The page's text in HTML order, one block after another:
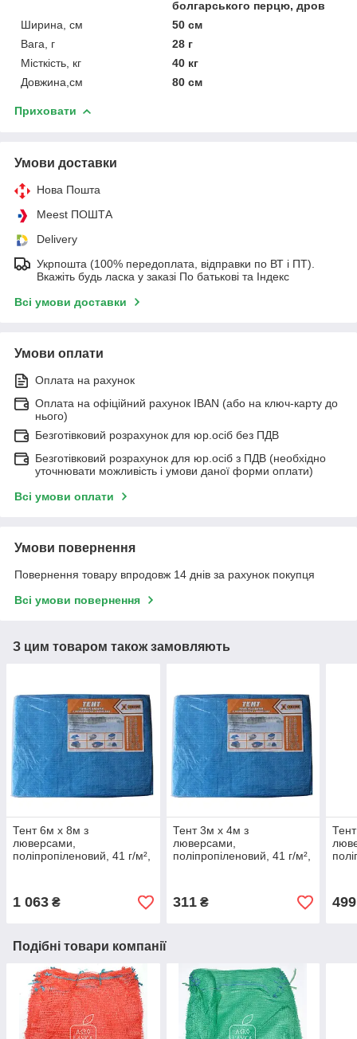
болгарського перцю, дров
Ширина, см
50 см
Вага, г
28 г
Місткість, кг
40 кг
Довжина,см
80 см
Приховати
Умови доставки
Нова Пошта
Meest ПОШТА
Delivery
Укрпошта (100% передоплата, відправки по ВТ і ПТ).
Вкажіть будь ласка у заказі По батькові та Індекс
Всі умови доставки
Умови оплати
Оплата на рахунок
Оплата на офіційний рахунок IBAN (або на ключ-карту до
нього)
Безготівковий розрахунок для юр.осіб без ПДВ
Безготівковий розрахунок для юр.осіб з ПДВ (необхідно
уточнювати можливість і умови даної форми оплати)
Всі умови оплати
Умови повернення
Повернення товару впродовж 14 днів за рахунок покупця
Всі умови повернення
З цим товаром також замовляють
Тент 6м х 8м з
люверсами,
поліпропіленовий, 41 г/м²,
1 063 ₴
Тент 3м х 4м з
люверсами,
поліпропіленовий, 41 г/м²,
311₴ 499
Подібні товари компанії